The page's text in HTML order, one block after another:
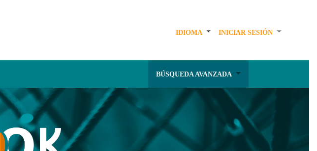
IDIOMA INICIAR SESIÓN
BÚSQUEDA AVANZADA